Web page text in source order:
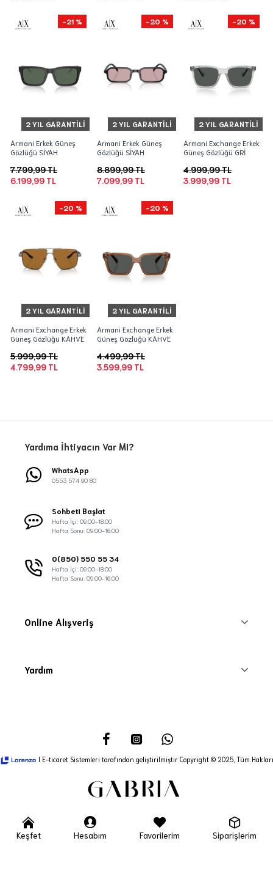
2 YIL GARANTILI
-21 %
Armani Erkek Güneş
Gözlüğü SİYAH
6.199,99 TL
7.799,99 TL
2 YIL GARANTILI
-20 %
Armani Erkek Güneş
Gözlüğü SİYAH
7.099,99 TL
8.899,99 TL
2 YIL GARANTILI
-20 %
Armani Exchange Erkek
Güneş Gözlüğü GRİ
3.999,99 TL
4.999,99 TL
2 YIL GARANTILI
-20 %
Armani Exchange Erkek
Güneş Gözlüğü KAHVE
4.799,99 TL
5.999,99 TL
2 YIL GARANTILI
-20 %
Armani Exchange Erkek
Güneş Gözlüğü KAHVE
3.599,99 TL
4.499,99 TL
Yardıma İhtiyacın Var MI?
WhatsApp
0553 574 90 80
Sohbeti Başlat
Hafta İçi: 09:00-18:00
Hafta Sonu: 09:00-16:00
0(850) 550 55 34
Hafta İçi: 09:00-18:00
Hafta Sonu: 09:00-16:00
Online Alışveriş
Yardım
I E-ticaret Sistemleri tarafından geliştirilmiştir Copyright © 2025, Tüm Hakları
Keşfet Hesabım Favorilerim Siparişlerim